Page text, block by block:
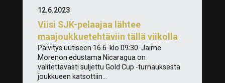
Viisi SJK-pelaajaa lähtee
maajoukkuetehtäviin tällä viikolla
12.6.2023
Päivitys uutiseen 16.6. klo 09:30. Jaime
Morenon edustama Nicaragua on
valitettavasti suljettu Gold Cup -turnauksesta
joukkueen katsottiin...